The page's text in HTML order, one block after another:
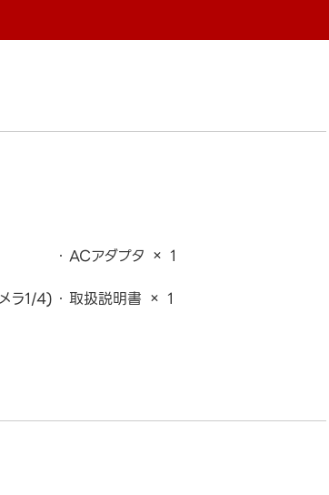
ACアダプタ × 1
ラ1/4)
取扱説明書 × 1